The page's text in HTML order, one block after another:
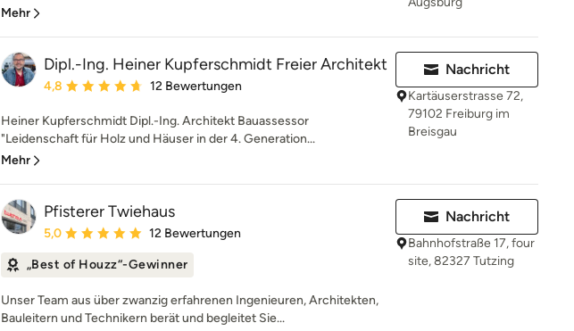
Mehr
Dipl.-Ing. Heiner Kupferschmidt Freier Architekt
Durchschnittliche Bewertung: 4.8 von 5 Sternen
4,8 12 Bewertungen
Heiner Kupferschmidt Dipl.-Ing. Architekt Bauassessor
"Leidenschaft für Holz und Häuser in der 4. Generation...
Mehr
Nachricht
Kartäuserstrasse 72,
79102 Freiburg im
Breisgau
Pfisterer Twiehaus
Durchschnittliche Bewertung: 5 von 5 Sternen
5,0 12 Bewertungen
„Best of Houzz“-Gewinner
Unser Team aus über zwanzig erfahrenen Ingenieuren, Architekten,
Bauleitern und Technikern berät und begleitet Sie...
Nachricht
Bahnhofstraße 17, four
site, 82327 Tutzing